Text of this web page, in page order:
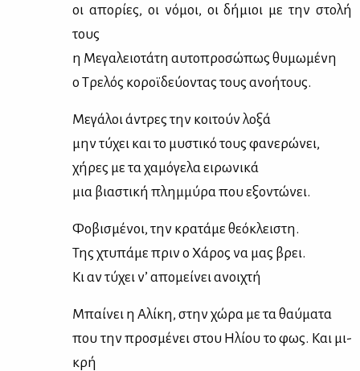
οι απο­ρί­ες, οι νό­μοι, οι δή­μιοι με την στο­λή
τους
η Με­γα­λειο­τά­τη αυ­το­προ­σώ­πως θυ­μω­μέ­νη
ο Τρε­λός κο­ροϊ­δεύ­ο­ντας τους ανο­ή­τους.
Με­γά­λοι άντρες την κοι­τούν λο­ξά
μην τύ­χει και το μυ­στι­κό τους φα­νε­ρώ­νει,
χή­ρες με τα χα­μό­γε­λα ει­ρω­νι­κά
μια βια­στι­κή πλημ­μύ­ρα που εξο­ντώ­νει.
Φο­βι­σμέ­νοι, την κρα­τά­με θε­ό­κλει­στη.
Της χτυ­πά­με πριν ο Χά­ρος να μας βρει.
Κι αν τύ­χει ν’ απο­μεί­νει ανοι­χτή
Μπαί­νει η Αλί­κη, στην χώ­ρα με τα θαύ­μα­τα
που την προ­σμέ­νει στου Ηλί­ου το φως. Και μι­
κρή